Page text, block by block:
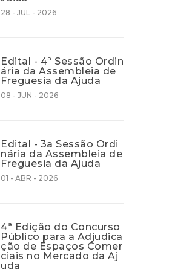
28 - JUL - 2026
Edital - 4ª Sessão Ordin
ária da Assembleia de
Freguesia da Ajuda
08 - JUN - 2026
Edital - 3a Sessão Ordi
nária da Assembleia de
Freguesia da Ajuda
01 - ABR - 2026
4ª Edição do Concurso
Público para a Adjudica
ção de Espaços Comer
ciais no Mercado da Aj
uda